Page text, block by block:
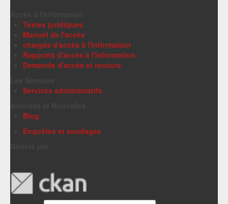
Textes juridiques
Manuel de l'accès
chargés d'accès à l'information
Rapports d'accès à l'information
Demande d'accès et recours
Services administratifs
Blog
Enquêtes et sondages